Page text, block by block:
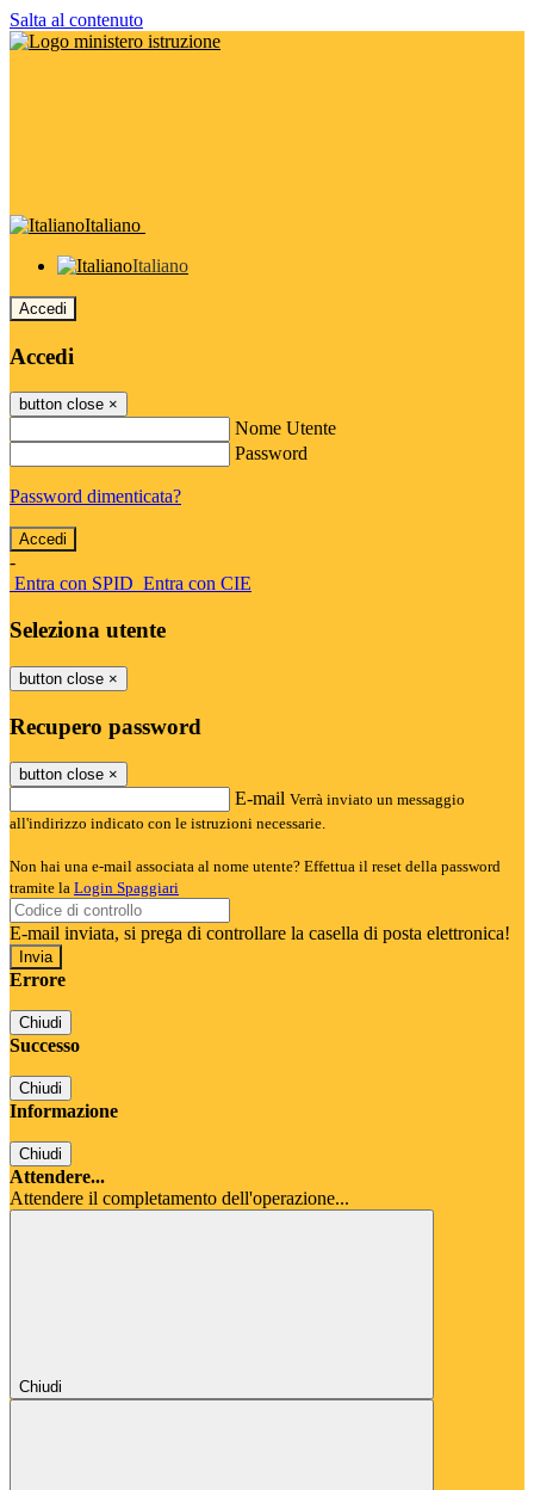
Salta al contenuto
Italiano
Italiano
Accedi
Accedi
button close ×
Nome Utente
Password
Password dimenticata?
-
Entra con SPID Entra con CIE
Seleziona utente
button close ×
Recupero password
button close ×
E-mail Verrà inviato un messaggio
all'indirizzo indicato con le istruzioni necessarie.
Non hai una e-mail associata al nome utente? Effettua il reset della password
tramite la Login Spaggiari
E-mail inviata, si prega di controllare la casella di posta elettronica!
Errore
Chiudi
Successo
Chiudi
Informazione
Chiudi
Attendere...
Attendere il completamento dell'operazione...
Chiudi